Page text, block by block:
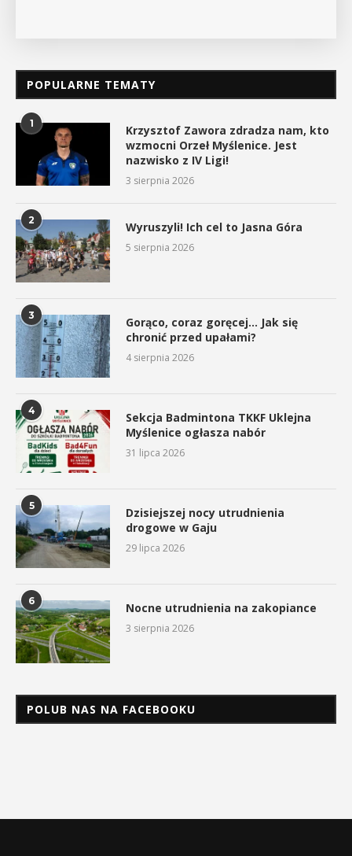
POPULARNE TEMATY
1
Krzysztof Zawora zdradza nam, kto
wzmocni Orzeł Myślenice. Jest
nazwisko z IV Ligi!
3 sierpnia 2026
2 Wyruszyli! Ich cel to Jasna Góra
5 sierpnia 2026
3
Gorąco, coraz goręcej… Jak się
chronić przed upałami?
4 sierpnia 2026
4
Sekcja Badmintona TKKF Uklejna
Myślenice ogłasza nabór
31 lipca 2026
5
Dzisiejszej nocy utrudnienia
drogowe w Gaju
29 lipca 2026
6 Nocne utrudnienia na zakopiance
3 sierpnia 2026
POLUB NAS NA FACEBOOKU